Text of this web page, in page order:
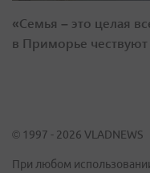
«Семья – это целая
в Приморье
© 1997 - 2026 VLADNEWS
При любом